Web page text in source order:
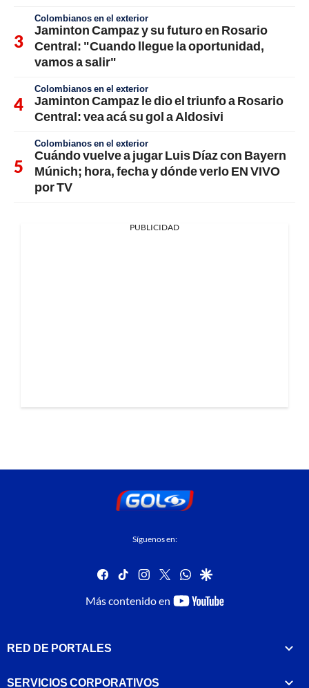
Colombianos en el exterior
Jaminton Campaz y su futuro en Rosario
Central: "Cuando llegue la oportunidad,
vamos a salir"
Colombianos en el exterior
Jaminton Campaz le dio el triunfo a Rosario
Central: vea acá su gol a Aldosivi
Colombianos en el exterior
Cuándo vuelve a jugar Luis Díaz con Bayern
Múnich; hora, fecha y dónde verlo EN VIVO
por TV
PUBLICIDAD
Síguenos en:
facebook
tiktok instagram
twitterwhatsapp
google
Más contenido en
youtube-
RED DE PORTALES
SERVICIOS CORPORATIVOS